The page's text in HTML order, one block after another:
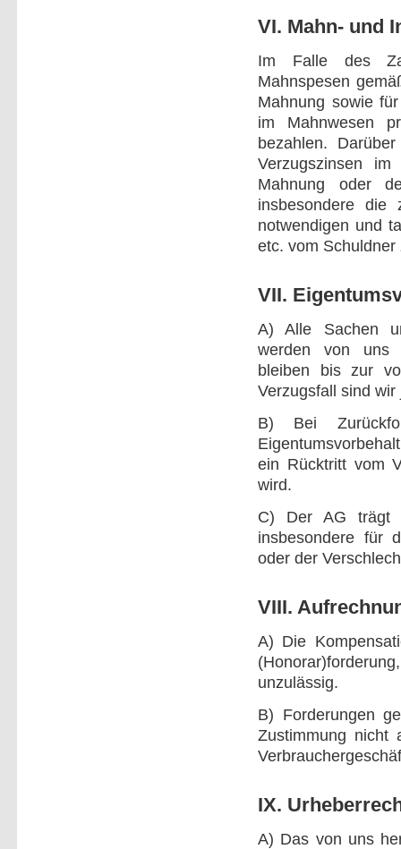
VI. Mahn- und
Im Falle des
Mahnspesen
Mahnung sowie
im Mahnwesen
bezahlen.
Verzugszinsen
Mahnung oder
insbesondere die
notwendigen und
etc. vom Schuldner
VII.
A) Alle Sachen
werden von uns
bleiben bis zur
Verzugsfall sind
B) Bei
ein Rücktritt vom
wird.
C) Der AG trägt
insbesondere für
oder der
VIII.
A) Die
unzulässig.
B) Forderungen
Zustimmung nicht
IX.
A) Das von uns